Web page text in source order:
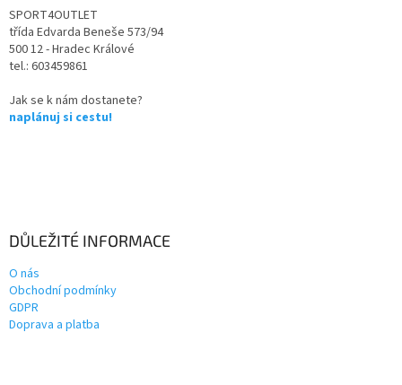
SPORT4OUTLET
třída Edvarda Beneše 573/94
500 12 - Hradec Králové
tel.: 603459861
Jak se k nám dostanete?
naplánuj si cestu!
DŮLEŽITÉ INFORMACE
O nás
Obchodní podmínky
GDPR
Doprava a platba